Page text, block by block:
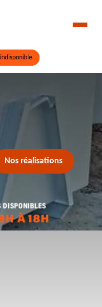
indisponible
Nos réalisations